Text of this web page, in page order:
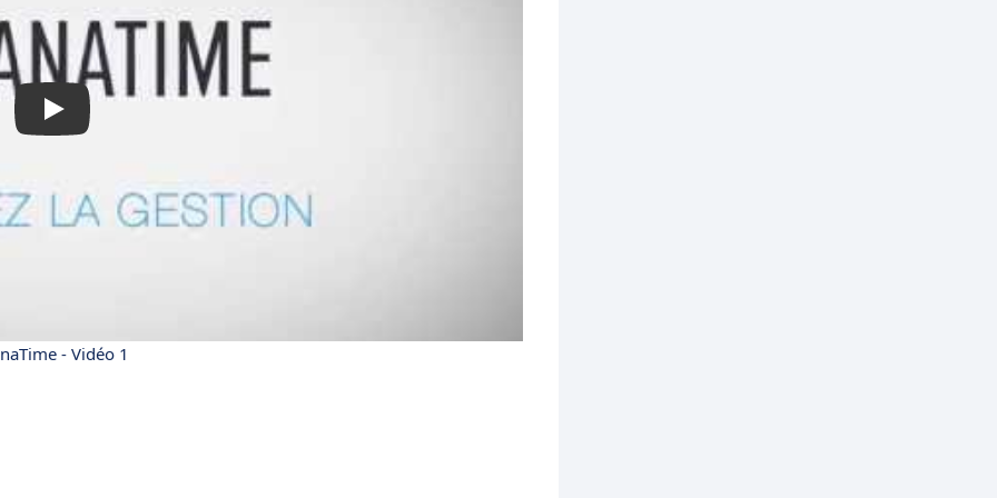
- Vidéo 1